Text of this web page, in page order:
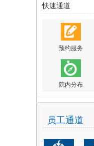
快速通道
预约服务
院内分布
员工通道